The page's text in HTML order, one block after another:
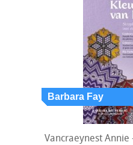
Vancraeynest Annie